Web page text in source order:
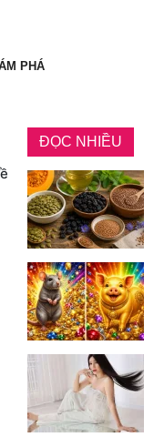
PHÁ
ĐỌC NHIỀU